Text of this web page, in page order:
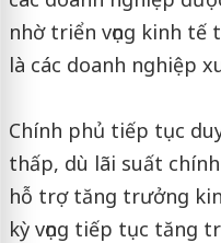
nhờ triển vọng kinh tế
là các doanh nghiệp
Chính phủ tiếp tục
thấp, dù lãi suất
hỗ trợ tăng trưởng
kỳ vọng tiếp tục tăng